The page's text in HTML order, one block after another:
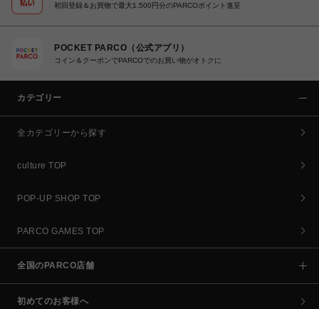
初回登録＆お買物で最大1,500円分のPARCOポイント進呈
POCKET PARCO（公式アプリ）
コイン＆クーポンでPARCOでのお買い物がオトクに
カテゴリー
全カテゴリーから探す
culture TOP
POP-UP SHOP TOP
PARCO GAMES TOP
全国のPARCO店舗
初めてのお客様へ